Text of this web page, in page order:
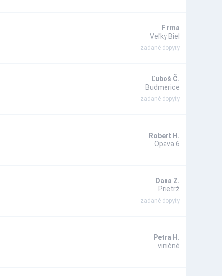
Firma
Veľký Biel
zadané dopyty
Ľuboš Č.
Budmerice
zadané dopyty
Robert H.
Opava 6
Dana Z.
Prietrž
zadané dopyty
Petra H.
viničné